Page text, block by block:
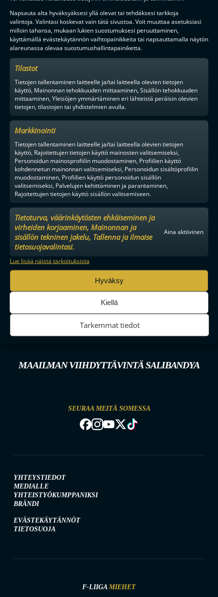
Napsauta alta hyväksyäksesi yllä olevat tai tehdäksesi tarkkoja
valintoja. Valintasi koskevat vain tätä sivustoa. Voit muuttaa asetuksiasi
milloin tahansa, mukaan lukien suostumuksesi peruuttaminen,
käyttämällä evästekäytännön vaihtopainikkeita tai napsauttamalla näytön
alareunassa olevaa suostumushallintapainiketta.
Tilastot
Tietojen tallentaminen laitteelle ja/tai laitteella olevien tietojen
käyttö, Mainonnan tehokkuuden mittaaminen, Sisällön tehokkuuden
mittaaminen, Yleisöjen ymmärtäminen eri lähteistä peräisin olevien
tietojen, tilastojen tai yhdistelmien avulla.
Markkinointi
Tietojen tallentaminen laitteelle ja/tai laitteella olevien tietojen
käyttö, Rajoitettujen tietojen käyttö mainosten valitsemiseksi,
Personoidun mainosprofiilin muodostaminen, Profiilien käyttö
kohdennetun mainonnan valitsemiseksi, Personoidun sisältöprofiilin
muodostaminen, Profiilien käyttö personoidun sisällön
valitsemiseksi, Palvelujen kehittäminen ja parantaminen,
Rajoitettujen tietojen käyttö sisällön valitsemiseen.
Tietoturva, väärinkäytösten ehkäiseminen ja
virheiden korjaaminen, Mainonnan ja
sisällön tekninen jakelu, Tallenna ja ilmaise
tietosuojavalintasi.
Aina aktiivinen
Lue lisää näistä tarkoituksista
Hyväksy
Kiellä
Tarkemmat tiedot
MAAILMAN VIIHDYTTÄVINTÄ SALIBANDYA
SEURAA MEITÄ SOMESSA
YHTEYSTIEDOT
MEDIALLE
YHTEISTYÖKUMPPANIKSI
BRÄNDI
EVÄSTEKÄYTÄNNÖT
TIETOSUOJA
F-LIIGA MIEHET